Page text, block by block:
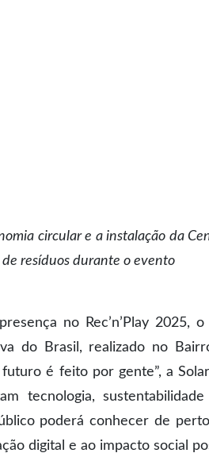
circular e a instalação da
resíduos durante o evento
no Rec’n’Play 2025,
do Brasil, realizado no
futuro é feito por gente”, a
tecnologia,
poderá conhecer de
digital e ao impacto social